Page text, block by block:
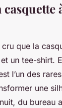
que la
un tee-shirt.
l’un des
une
du bureau